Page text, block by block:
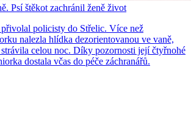
Psí štěkot zachránil ženě život
policisty do Střelic. Více než
nalezla hlídka dezorientovanou ve vaně,
celou noc. Díky pozornosti její čtyřnohé
dostala včas do péče záchranářů.